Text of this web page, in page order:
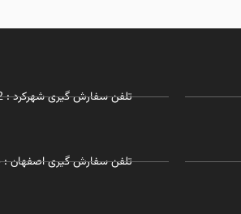
تلفن سفارش گیری شهرکرد : 03832281732 - 09127215968
تلفن سفارش گیری اصفهان : 09055197726